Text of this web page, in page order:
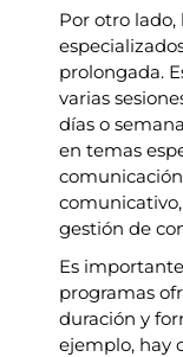
Por otro
prolongada.
varias
días o
en temas
gestión de
Es
programas
duración y
ejemplo, hay